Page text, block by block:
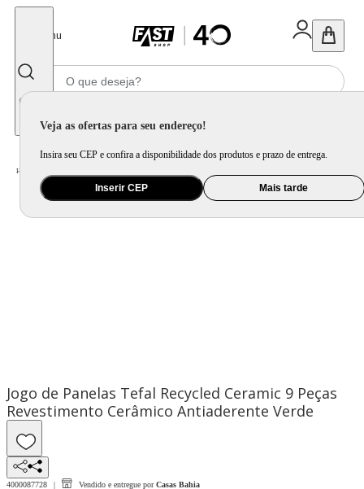
Menu
Veja as ofertas para seu endereço!
Insira seu CEP e confira a disponibilidade dos produtos e prazo de entrega.
Inserir CEP Mais tarde
Home
Jogo de Panelas Tefal Recycled Ceramic 9 Peças
Revestimento Cerâmico Antiaderente Verde
4000087728 Vendido e entregue por Casas Bahia